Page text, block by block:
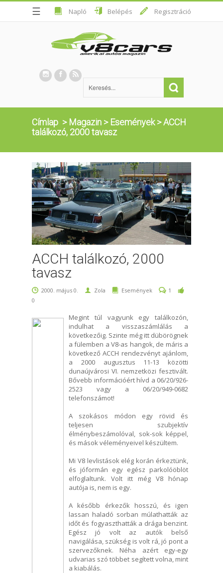
☰ Napló Belépés Regisztráció
Címlap > Magazin > Események>ACCH
találkozó, 2000 tavasz
ACCH találkozó, 2000
tavasz
2000. május 0. Zola Események
1
0
Megint túl vagyunk egy találkozón,
indulhat a visszaszámlálás a
következőig. Szinte még itt dübörögnek
a fülemben a V8-as hangok, de máris a
következő ACCH rendezvényt ajánlom,
a 2000 augusztus 11-13 közötti
dunaújvárosi VI. nemzetközi fesztivált.
Bővebb információért hívd a 06/20/926-
2523 vagy a 06/20/949-0682
telefonszámot!
A szokásos módon egy rövid és
teljesen szubjektív
élménybeszámolóval, sok-sok képpel,
és mások véleményeivel készültem.
Mi V8 levlistások elég korán érkeztünk,
és jóformán egy egész parkolóöblöt
elfoglaltunk. Volt itt még V8 hónap
autója is, nem is egy.
A később érkezők hosszú, és igen
lassan haladó sorban múlathatták az
időt és fogyaszthatták a drága benzint.
Egész jó volt az autók belső
navigálása, szükség is volt rá, jó pont a
szervezőknek. Néha azért egy-egy
udvarias szó többet segített volna, mint
a kiabálás.